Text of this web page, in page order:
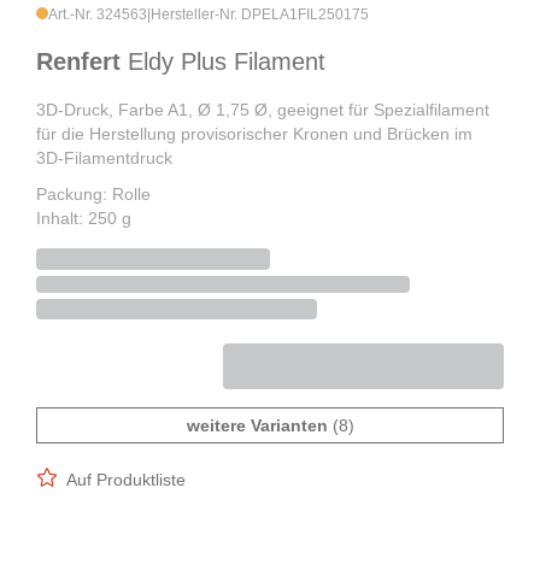
Art.-Nr. 324563 Hersteller-Nr. DPELA1FIL250175
Renfert Eldy Plus Filament
3D-Druck, Farbe A1, Ø 1,75 Ø, geeignet für Spezialfilament
für die Herstellung provisorischer Kronen und Brücken im
3D-Filamentdruck
Packung: Rolle
Inhalt: 250 g
weitere Varianten (8)
Auf Produktliste